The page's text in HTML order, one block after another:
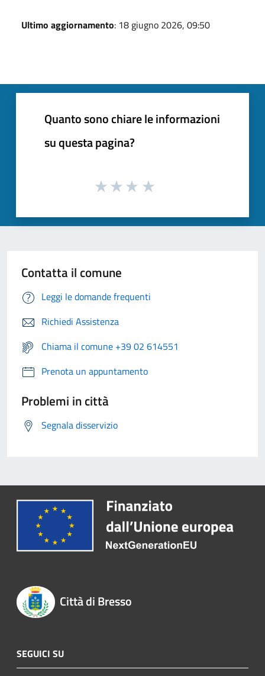
Ultimo aggiornamento: 18 giugno 2026, 09:50
Quanto sono chiare le informazioni
su questa pagina?
Contatta il comune
Leggi le domande frequenti
Richiedi Assistenza
Chiama il comune +39 02 614551
Prenota un appuntamento
Problemi in città
Segnala disservizio
Città di Bresso
SEGUICI SU